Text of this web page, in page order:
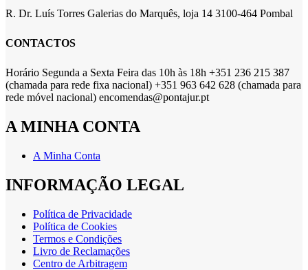
R. Dr. Luís Torres Galerias do Marquês, loja 14 3100-464 Pombal
CONTACTOS
Horário Segunda a Sexta Feira das 10h às 18h +351 236 215 387
(chamada para rede fixa nacional) +351 963 642 628 (chamada para
rede móvel nacional) encomendas@pontajur.pt
A MINHA CONTA
A Minha Conta
INFORMAÇÃO LEGAL
Política de Privacidade
Política de Cookies
Termos e Condições
Livro de Reclamações
Centro de Arbitragem